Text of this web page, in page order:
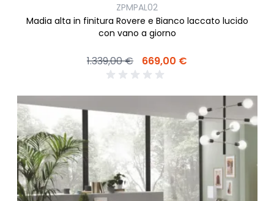
ZPMPAL02
Madia alta in finitura Rovere e Bianco laccato lucido
con vano a giorno
1.339,00 € 669,00 €